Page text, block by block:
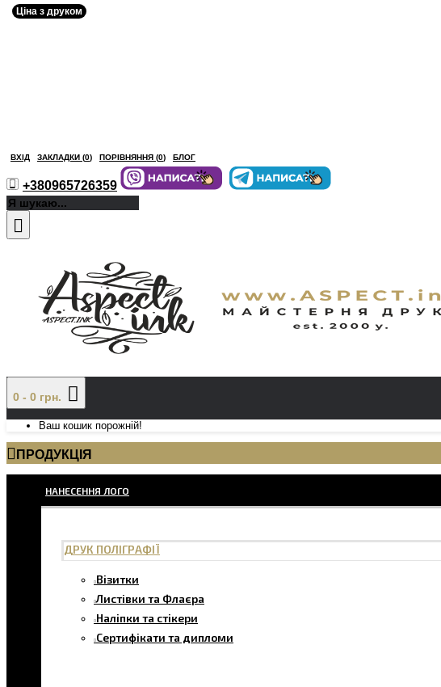
ВХІД ЗАКЛАДКИ (0) ПОРІВНЯННЯ (0) БЛОГ
+380965726359
0 - 0 грн.
Ваш кошик порожній!
ПРОДУКЦІЯ
НАНЕСЕННЯ ЛОГО
ДРУК ПОЛІГРАФІЇ
Візитки
Листівки та Флаєра
Наліпки та стікери
Сертифікати та дипломи
Ціна з друком